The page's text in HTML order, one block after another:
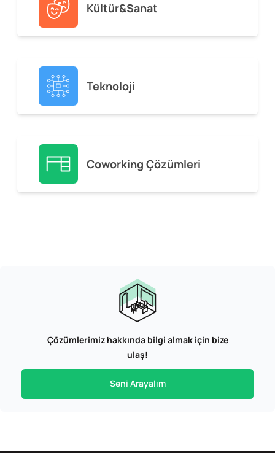
Kültür&Sanat
Teknoloji
Coworking Çözümleri
Çözümlerimiz hakkında bilgi almak için bize
ulaş!
Seni Arayalım